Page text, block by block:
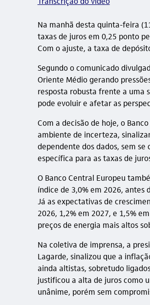
Na manhã desta quinta-feira
taxas de juros em 0,25 ponto
Com o ajuste, a taxa de
Segundo o comunicado
Oriente Médio gerando
resposta robusta frente a uma
pode evoluir e afetar as
Com a decisão de hoje, o
ambiente de incerteza,
dependente dos dados, sem
específica para as taxas de
O Banco Central Europeu
índice de 3,0% em 2026, antes
Já as expectativas de
2026, 1,2% em 2027, e 1,5%
preços de energia mais altos
Na coletiva de imprensa, a
Lagarde, sinalizou que a
ainda altistas, sobretudo
justificou a alta de juros como
unânime, porém sem